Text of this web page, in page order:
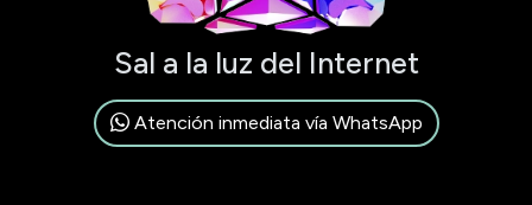
Sal a la luz del Internet
Atención inmediata vía WhatsApp